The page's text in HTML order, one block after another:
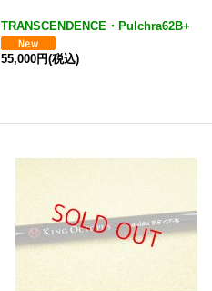
TRANSCENDENCE・Pulchra62B+
55,000円(税込)